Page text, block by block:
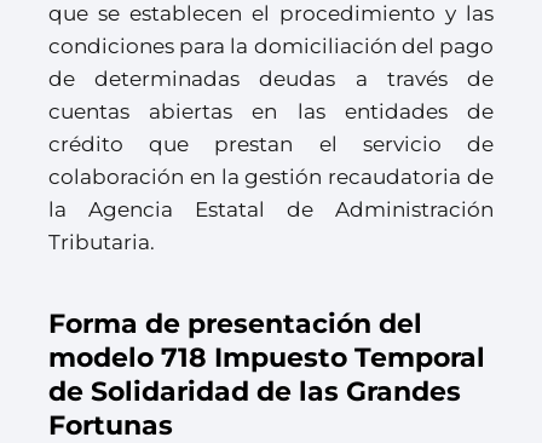
que se establecen el procedimiento y las
condiciones para la domiciliación del pago
de determinadas deudas a través de
cuentas abiertas en las entidades de
crédito que prestan el servicio de
colaboración en la gestión recaudatoria de
la Agencia Estatal de Administración
Tributaria.
Forma de presentación del
modelo 718 Impuesto Temporal
de Solidaridad de las Grandes
Fortunas